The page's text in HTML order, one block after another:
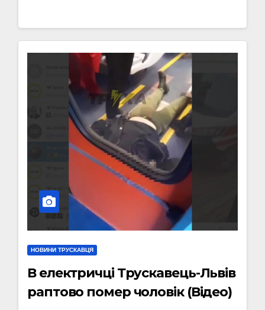
НОВИНИ ТРУСКАВЦЯ
В електричці Трускавець-Львів
раптово помер чоловік (Відео)